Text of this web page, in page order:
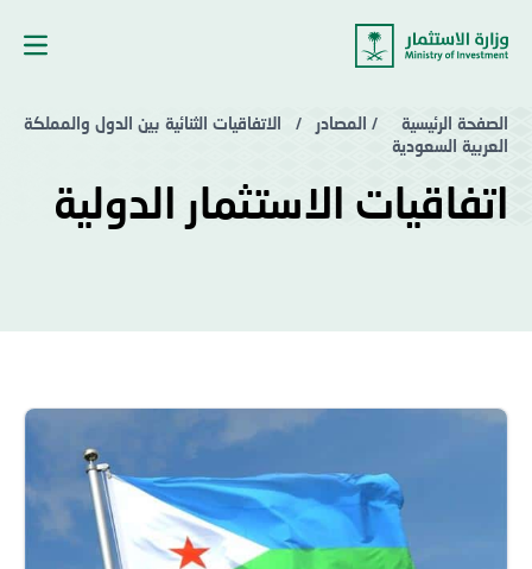
الصفحة الرئيسية / المصادر /
الاتفاقيات الثنائية بين الدول والمملكة
العربية السعودية
اتفاقيات الاستثمار الدولية